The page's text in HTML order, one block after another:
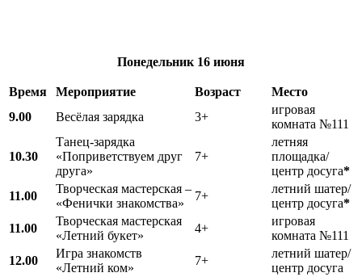
Понедельник 16 июня
Время Мероприятие Возраст
Место
9.00
Весёлая зарядка 3+
игровая
комната №111
10.30
Танец-зарядка
«Поприветствуем друг
друга»
7+
летняя
площадка/
центр досуга*
11.00
Творческая мастерская –
«Фенички знакомства»
7+
летний шатер/
центр досуга*
11.00
Творческая мастерская
«Летний букет»
4+
игровая
комната №111
12.00
Игра знакомств
«Летний ком»
7+
летний шатер/
центр досуга